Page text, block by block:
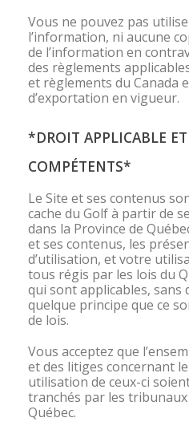
Vous ne pouvez pas
l’information, ni aucune
de l’information en
des règlements
et règlements du Canada
d’exportation en vigueur.
*DROIT APPLICABLE
COMPÉTENTS*
Le Site et ses contenus
cache du Golf à partir de
dans la Province de
et ses contenus, les
d’utilisation, et votre
tous régis par les lois du
qui sont applicables, sans
quelque principe que ce
de lois.
Vous acceptez que
et des litiges concernant
utilisation de ceux-ci
tranchés par les
Québec.